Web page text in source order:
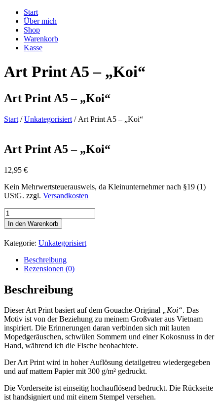
Start
Über mich
Shop
Warenkorb
Kasse
Art Print A5 – „Koi“
Art Print A5 – „Koi“
Start /Unkategorisiert / Art Print A5 – „Koi“
Art Print A5 – „Koi“
12,95 €
Kein Mehrwertsteuerausweis, da Kleinunternehmer nach §19 (1)
UStG. zzgl. Versandkosten
Art
Print
A5
–
„Koi“
Menge
In den Warenkorb
Kategorie: Unkategorisiert
Beschreibung
Rezensionen (0)
Beschreibung
Dieser Art Print basiert auf dem Gouache-Original „Koi“. Das
Motiv ist von der Beziehung zu meinem Großvater aus Vietnam
inspiriert. Die Erinnerungen daran verbinden sich mit lauten
Mopedgeräuschen, schwülen Sommern und einer Kokosnuss in der
Hand, während ich die Fische beobachtete.
Der Art Print wird in hoher Auflösung detailgetreu wiedergegeben
und auf mattem Papier mit 300 g/m² gedruckt.
Die Vorderseite ist einseitig hochauflösend bedruckt. Die Rückseite
ist handsigniert und mit einem Stempel versehen.